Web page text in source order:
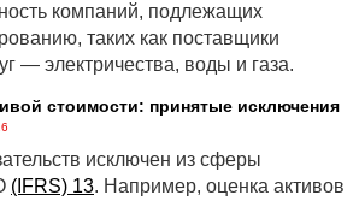
компаний, подлежащих
таких как поставщики
— электричества, воды и газа.
стоимости: принятые исключения
исключен из сферы
(IFRS) 13. Например, оценка активов